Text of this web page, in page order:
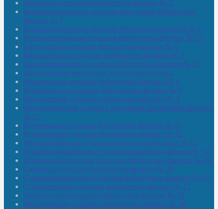
Бабаевская сельская библиотека-филиал № 2
Большекачаковская сельская модельная библиотека-
филиал № 7
Большекуразовская сельская библиотека-филиал № 3
Верхнетыхтемская сельская библиотека-филиал № 15
Калегинская сельская библиотека-филиал № 6
Калмашевская сельская библиотека-филиал № 5
Калмиябашевская сельская библиотека-филиал № 13
Калтасинская модельная детская библиотека
Кельтеевская сельская библиотека-филиал № 8
Киебаковская сельская библиотека-филиал № 9
Кокушевская сельская библиотека-филиал № 4
Краснохолмская сельская модельная библиотека-филиал
№ 21
Кутеремская сельская библиотека-филиал № 22
Кучашевская сельская библиотека-филиал № 11
Малокачаковская сельская библиотека-филиал № 12
Нижнекачмашевская сельская библиотека-филиал № 14
Новокильбахтинская сельская библиотека-филиал № 19
Сазовская сельская библиотека-филиал № 20
Староорьебашевская сельская библиотека-филиал № 16
Старояшевская сельская библиотека-филиал № 17
Тюльдинская сельская библиотека-филиал № 18
Чилибеевская сельская библиотека-филиал № 10